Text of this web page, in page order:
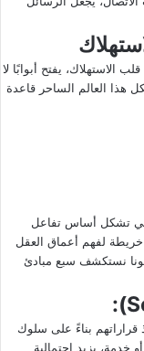
الاستهلاك، يفتح أبوابًا لا
هذا العالم الساحر قاعدة
تشكل أساس تفاعل
خريطة لفهم أعماق العقل
نستكشف سبع مبادئ
قراراتهم بناءً على سلوك
خدمة، يزيد احتمالية